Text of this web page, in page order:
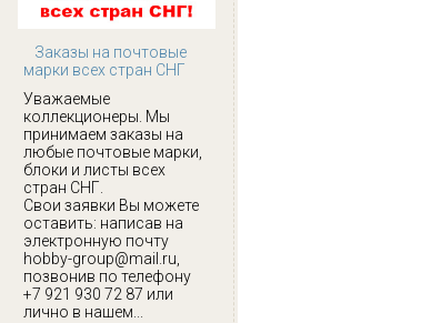
Заказы на почтовые
марки всех стран СНГ
Уважаемые
коллекционеры. Мы
принимаем заказы на
любые почтовые марки,
блоки и листы всех
стран СНГ.
Свои заявки Вы можете
оставить: написав на
электронную почту
hobby-group@mail.ru,
позвонив по телефону
+7 921 930 72 87 или
лично в нашем...